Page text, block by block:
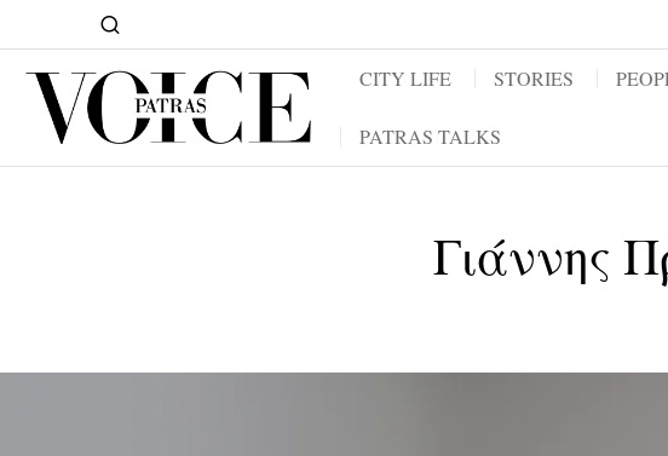
CITY LIFE STORIES
PATRAS TALKS
Γιάννης